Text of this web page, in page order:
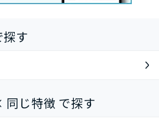
す
じ特徴 で探す